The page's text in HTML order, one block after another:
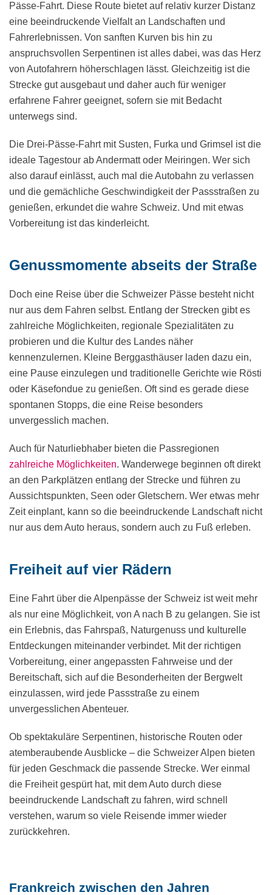
Pässe-Fahrt. Diese Route bietet auf relativ kurzer Distanz
eine beeindruckende Vielfalt an Landschaften und
Fahrerlebnissen. Von sanften Kurven bis hin zu
anspruchsvollen Serpentinen ist alles dabei, was das Herz
von Autofahrern höherschlagen lässt. Gleichzeitig ist die
Strecke gut ausgebaut und daher auch für weniger
erfahrene Fahrer geeignet, sofern sie mit Bedacht
unterwegs sind.
Die Drei-Pässe-Fahrt mit Susten, Furka und Grimsel ist die
ideale Tagestour ab Andermatt oder Meiringen. Wer sich
also darauf einlässt, auch mal die Autobahn zu verlassen
und die gemächliche Geschwindigkeit der Passstraßen zu
genießen, erkundet die wahre Schweiz. Und mit etwas
Vorbereitung ist das kinderleicht.
Genussmomente abseits der Straße
Doch eine Reise über die Schweizer Pässe besteht nicht
nur aus dem Fahren selbst. Entlang der Strecken gibt es
zahlreiche Möglichkeiten, regionale Spezialitäten zu
probieren und die Kultur des Landes näher
kennenzulernen. Kleine Berggasthäuser laden dazu ein,
eine Pause einzulegen und traditionelle Gerichte wie Rösti
oder Käsefondue zu genießen. Oft sind es gerade diese
spontanen Stopps, die eine Reise besonders
unvergesslich machen.
Auch für Naturliebhaber bieten die Passregionen
zahlreiche Möglichkeiten. Wanderwege beginnen oft direkt
an den Parkplätzen entlang der Strecke und führen zu
Aussichtspunkten, Seen oder Gletschern. Wer etwas mehr
Zeit einplant, kann so die beeindruckende Landschaft nicht
nur aus dem Auto heraus, sondern auch zu Fuß erleben.
Freiheit auf vier Rädern
Eine Fahrt über die Alpenpässe der Schweiz ist weit mehr
als nur eine Möglichkeit, von A nach B zu gelangen. Sie ist
ein Erlebnis, das Fahrspaß, Naturgenuss und kulturelle
Entdeckungen miteinander verbindet. Mit der richtigen
Vorbereitung, einer angepassten Fahrweise und der
Bereitschaft, sich auf die Besonderheiten der Bergwelt
einzulassen, wird jede Passstraße zu einem
unvergesslichen Abenteuer.
Ob spektakuläre Serpentinen, historische Routen oder
atemberaubende Ausblicke – die Schweizer Alpen bieten
für jeden Geschmack die passende Strecke. Wer einmal
die Freiheit gespürt hat, mit dem Auto durch diese
beeindruckende Landschaft zu fahren, wird schnell
verstehen, warum so viele Reisende immer wieder
zurückkehren.
Frankreich zwischen den Jahren